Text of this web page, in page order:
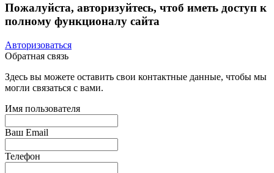
Пожалуйста, авторизуйтесь, чтоб иметь доступ к
полному функционалу сайта
Авторизоваться
Обратная связь
Здесь вы можете оставить свои контактные данные, чтобы мы
могли связаться с вами.
Имя пользователя
Ваш Email
Телефон